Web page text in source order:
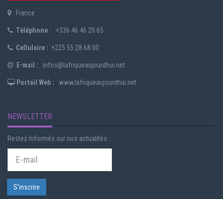
France
Téléphone : +336 46 46 20 65
Cellulaire : +225 55 28 68 00
E-mail : infos@lafriqueaujourdhui.net
Portail Web : www.lafriqueaujourdhui.net
NEWSLETTER
Restez Informés sur nos actualités .